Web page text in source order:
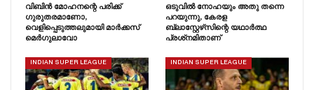
വിബിൻ മോഹനന്റെ പരിക്ക്
ഗുരുതരമാണോ,
വെളിപ്പെടുത്തലുമായി മാർക്കസ്
മെർഗുലാവോ
ഒടുവിൽ നോഹയും അതു തന്നെ
പറയുന്നു, കേരള
ബ്ലാസ്റ്റേഴ്‌സിന്റെ യഥാർത്ഥ
പ്രശ്‌നമിതാണ്
INDIAN SUPER LEAGUE INDIAN SUPER LEAGUE